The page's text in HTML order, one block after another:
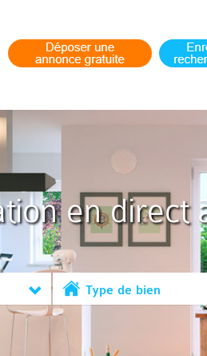
en direct
Type de bien